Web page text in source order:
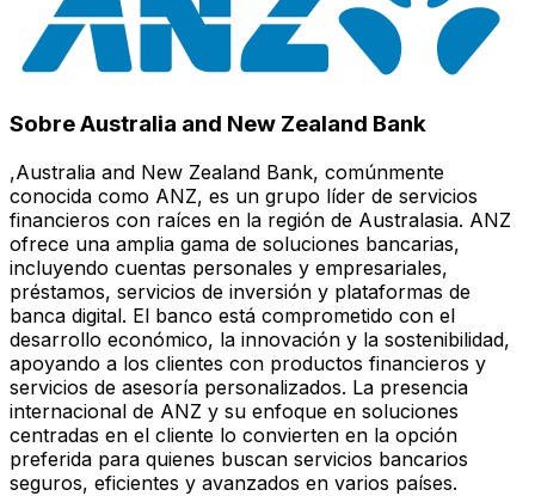
Sobre Australia and New Zealand Bank
,Australia and New Zealand Bank, comúnmente
conocida como ANZ, es un grupo líder de servicios
financieros con raíces en la región de Australasia. ANZ
ofrece una amplia gama de soluciones bancarias,
incluyendo cuentas personales y empresariales,
préstamos, servicios de inversión y plataformas de
banca digital. El banco está comprometido con el
desarrollo económico, la innovación y la sostenibilidad,
apoyando a los clientes con productos financieros y
servicios de asesoría personalizados. La presencia
internacional de ANZ y su enfoque en soluciones
centradas en el cliente lo convierten en la opción
preferida para quienes buscan servicios bancarios
seguros, eficientes y avanzados en varios países.